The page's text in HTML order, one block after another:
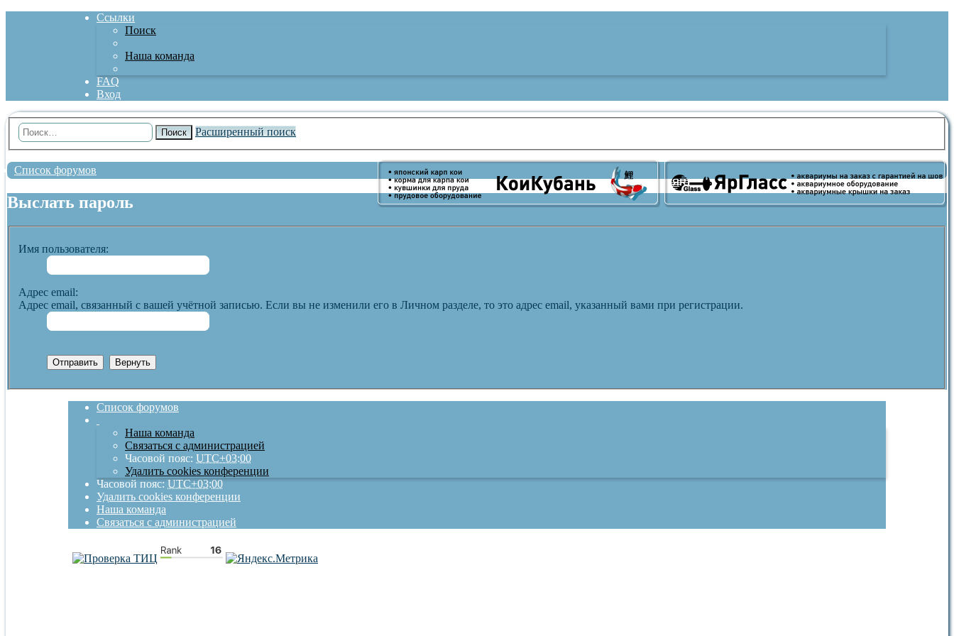
Ссылки
Поиск
Наша команда
FAQ
Вход
Поиск Расширенный поиск
Список форумов
Выслать пароль
Имя пользователя:
Адрес email:
Адрес email, связанный с вашей учётной записью. Если вы не изменили его в Личном разделе, то это адрес email, указанный вами при регистрации.
Список форумов
Наша команда
Связаться с администрацией
Часовой пояс: UTC+03:00
Удалить cookies конференции
Часовой пояс: UTC+03:00
Удалить cookies конференции
Наша команда
Связаться с администрацией